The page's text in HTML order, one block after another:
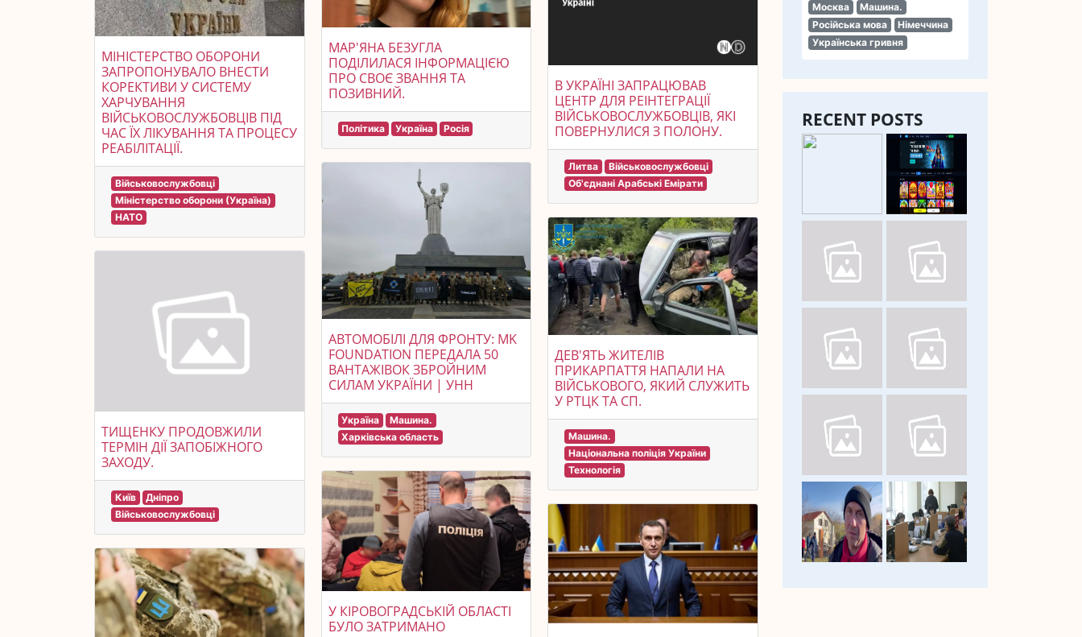
Москва
Машина.
Російська мова
Німеччина
Українська гривня
RECENT POSTS
МІНІСТЕРСТВО ОБОРОНИ
ЗАПРОПОНУВАЛО ВНЕСТИ
КОРЕКТИВИ У СИСТЕМУ
ХАРЧУВАННЯ
ВІЙСЬКОВОСЛУЖБОВЦІВ ПІД
ЧАС ЇХ ЛІКУВАННЯ ТА ПРОЦЕСУ
РЕАБІЛІТАЦІЇ.
Військовослужбовці
Міністерство оборони (Україна)
НАТО
ТИЩЕНКУ ПРОДОВЖИЛИ
ТЕРМІН ДІЇ ЗАПОБІЖНОГО
ЗАХОДУ.
Київ
Дніпро
Військовослужбовці
МАР'ЯНА БЕЗУГЛА
ПОДІЛИЛАСЯ ІНФОРМАЦІЄЮ
ПРО СВОЄ ЗВАННЯ ТА
ПОЗИВНИЙ.
Політика Україна Росія
АВТОМОБІЛІ ДЛЯ ФРОНТУ: MK
FOUNDATION ПЕРЕДАЛА 50
ВАНТАЖІВОК ЗБРОЙНИМ
СИЛАМ УКРАЇНИ | УНН
Україна
Машина.
Харківська область
У КІРОВОГРАДСЬКІЙ ОБЛАСТІ
БУЛО ЗАТРИМАНО
В УКРАЇНІ ЗАПРАЦЮВАВ
ЦЕНТР ДЛЯ РЕІНТЕГРАЦІЇ
ВІЙСЬКОВОСЛУЖБОВЦІВ, ЯКІ
ПОВЕРНУЛИСЯ З ПОЛОНУ.
Литва
Військовослужбовці
Об'єднані Арабські Емірати
ДЕВ'ЯТЬ ЖИТЕЛІВ
ПРИКАРПАТТЯ НАПАЛИ НА
ВІЙСЬКОВОГО, ЯКИЙ СЛУЖИТЬ
У РТЦК ТА СП.
Машина.
Національна поліція України
Технологія